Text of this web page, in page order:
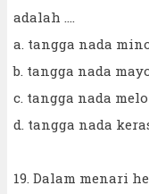
adalah ....
a. tangga nada
b. tangga nada
c. tangga nada melo
d. tangga nada
19. Dalam menari